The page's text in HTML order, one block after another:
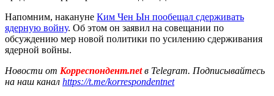
Напомним, накануне Ким Чен Ын пообещал сдерживать
ядерную войну. Об этом он заявил на совещании по
обсуждению мер новой политики по усилению сдерживания
ядерной войны.
Новости от Корреспондент.netв Telegram. Подписывайтесь
на наш канал https://t.me/korrespondentnet